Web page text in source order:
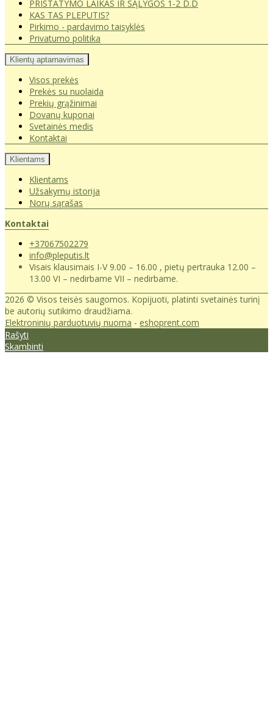
PRISTATYMO LAIKAS IR SĄLYGOS 1-2 D.D
KAS TAS PLEPUTIS?
Pirkimo - pardavimo taisyklės
Privatumo politika
Klientų aptarnavimas
Visos prekės
Prekės su nuolaida
Prekių grąžinimai
Dovanų kuponai
Svetainės medis
Kontaktai
Klientams
Klientams
Užsakymų istorija
Norų sąrašas
Kontaktai
+37067502279
info@pleputis.lt
Visais klausimais I-V 9.00 – 16.00 , pietų pertrauka 12.00 –
13.00 VI – nedirbame VII – nedirbame.
2026 © Visos teisės saugomos. Kopijuoti, platinti svetainės turinį
be autorių sutikimo draudžiama.
Elektroninių parduotuvių nuoma - eshoprent.com
Rašyti
Skambinti